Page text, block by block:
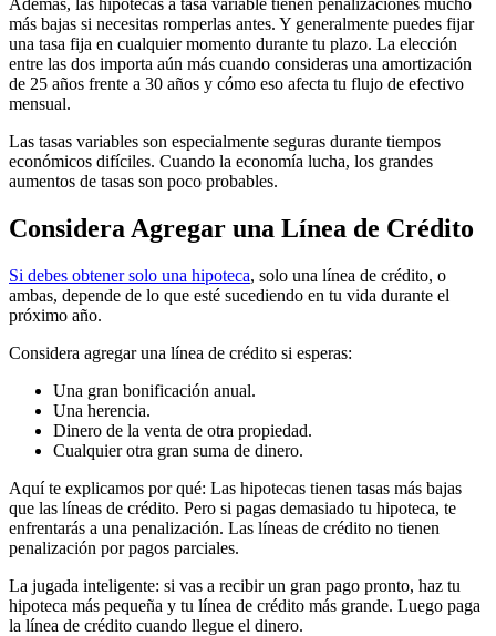
Además, las hipotecas a tasa variable tienen penalizaciones mucho
más bajas si necesitas romperlas antes. Y generalmente puedes fijar
una tasa fija en cualquier momento durante tu plazo. La elección
entre las dos importa aún más cuando consideras una amortización
de 25 años frente a 30 años y cómo eso afecta tu flujo de efectivo
mensual.
Las tasas variables son especialmente seguras durante tiempos
económicos difíciles. Cuando la economía lucha, los grandes
aumentos de tasas son poco probables.
Considera Agregar una Línea de Crédito
Si debes obtener solo una hipoteca, solo una línea de crédito, o
ambas, depende de lo que esté sucediendo en tu vida durante el
próximo año.
Considera agregar una línea de crédito si esperas:
Una gran bonificación anual.
Una herencia.
Dinero de la venta de otra propiedad.
Cualquier otra gran suma de dinero.
Aquí te explicamos por qué: Las hipotecas tienen tasas más bajas
que las líneas de crédito. Pero si pagas demasiado tu hipoteca, te
enfrentarás a una penalización. Las líneas de crédito no tienen
penalización por pagos parciales.
La jugada inteligente: si vas a recibir un gran pago pronto, haz tu
hipoteca más pequeña y tu línea de crédito más grande. Luego paga
la línea de crédito cuando llegue el dinero.